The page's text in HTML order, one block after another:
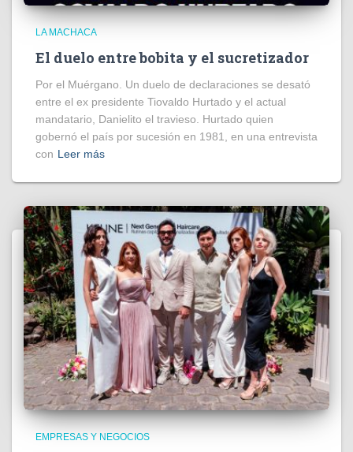
LA MACHACA
El duelo entre bobita y el sucretizador
Por el Muérgano. Un duelo de declaraciones se desató
entre el ex presidente Tiovaldo Hurtado y el actual
mandatario, Danielito el travieso. Hurtado quien
gobernó el país por sucesión en 1981, en una entrevista
con Leer más
EMPRESAS Y NEGOCIOS